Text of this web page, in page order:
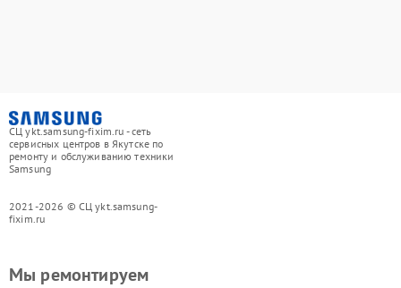
СЦ ykt.samsung-fixim.ru - сеть
сервисных центров в Якутске по
ремонту и обслуживанию техники
Samsung
2021-2026 © СЦ ykt.samsung-
fixim.ru
Мы ремонтируем